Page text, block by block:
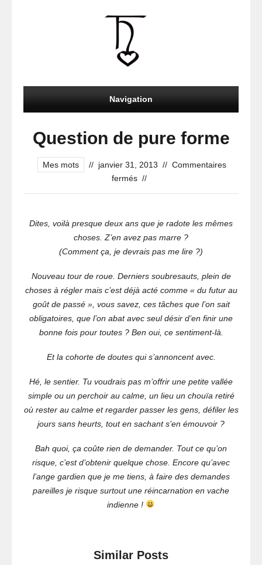
Navigation
Question de pure forme
Mes mots // janvier 31, 2013 // Commentaires
ferméssur
//
Dites, voilà presque deux ans que je radote les mêmes
choses. Z’en avez pas marre ?
(Comment ça, je devrais pas me lire ?)
Nouveau tour de roue. Derniers soubresauts, plein de
choses à régler mais c’est déjà acté comme « du futur au
goût de passé », vous savez, ces tâches que l’on sait
obligatoires, que l’on abat avec seul désir d’en finir une
bonne fois pour toutes ? Ben oui, ce sentiment-là.
Et la cohorte de doutes qui s’annoncent avec.
Hé, le sentier. Tu voudrais pas m’offrir une petite vallée
simple ou un perchoir au calme, un lieu un chouïa retiré
où rester au calme et regarder passer les gens, défiler les
jours sans heurts, tout en sachant s’en émouvoir ?
Bah quoi, ça coûte rien de demander. Tout ce qu’on
risque, c’est d’obtenir quelque chose. Encore qu’avec
l’ange gardien que je me tiens, à faire des demandes
pareilles je risque surtout une réincarnation en vache
indienne !
Similar Posts